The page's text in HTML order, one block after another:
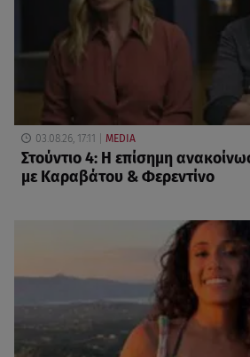
03.08.26, 17:11 MEDIA
Στούντιο 4: Η επίσημη
με Καραβάτου & Φερεντίνο